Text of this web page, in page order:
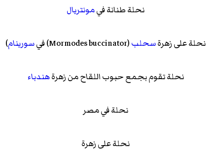
نحلة طنانة فيمونتريال
نحلة على زهرةسحلب(
Mormodes buccinator)‏ فيسورينام)
نحلة تقوم بجمع حبوب اللقاح من زهرةهندباء
نحلة في مصر
نحلة على زهرة